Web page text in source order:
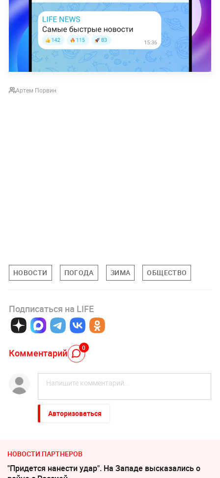
Артем Порвин
НОВОСТИ ПОГОДА ЗИМА ОБЩЕСТВО
Подписаться на LIFE
Комментарий 0
Авторизоваться
НОВОСТИ ПАРТНЕРОВ
"Придется нанести удар". На Западе высказались о